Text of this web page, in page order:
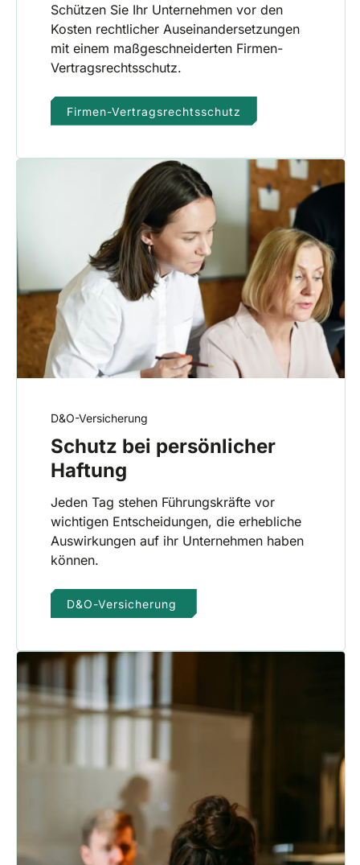
Schützen Sie Ihr Unternehmen vor den
Kosten rechtlicher Auseinandersetzungen
mit einem maßgeschneiderten Firmen-
Vertragsrechtsschutz.
Firmen-Vertragsrechtsschutz
D&O-Versicherung
Schutz bei persönlicher
Haftung
Jeden Tag stehen Führungskräfte vor
wichtigen Entscheidungen, die erhebliche
Auswirkungen auf ihr Unternehmen haben
können.
D&O-Versicherung